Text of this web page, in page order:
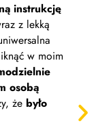
instrukcję
z lekką
w moim
osobą
że było